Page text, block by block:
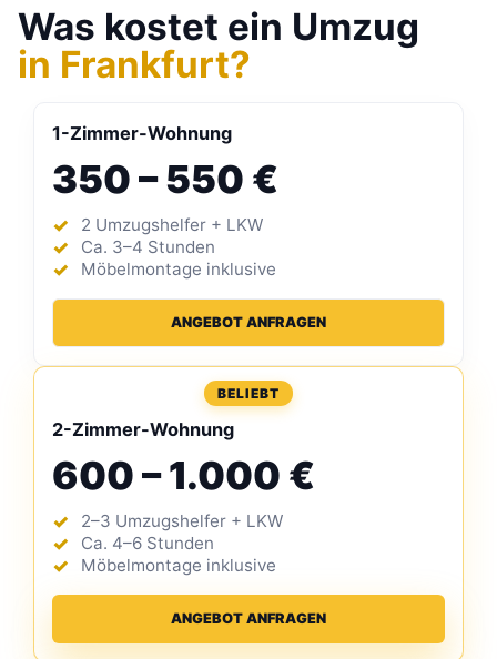
Was kostet ein Umzug
in Frankfurt?
1-Zimmer-Wohnung
350 – 550 €
2 Umzugshelfer + LKW
Ca. 3–4 Stunden
Möbelmontage inklusive
ANGEBOT ANFRAGEN
BELIEBT
2-Zimmer-Wohnung
600 – 1.000 €
2–3 Umzugshelfer + LKW
Ca. 4–6 Stunden
Möbelmontage inklusive
ANGEBOT ANFRAGEN